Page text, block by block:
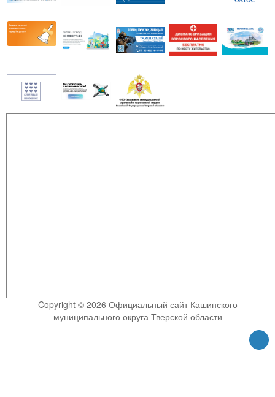
Copyright © 2026 Официальный сайт Кашинского
муниципального округа Тверской области